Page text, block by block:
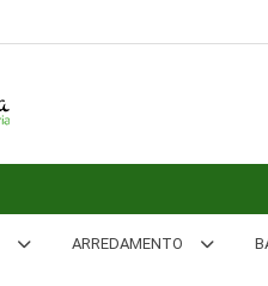
ARREDAMENTO